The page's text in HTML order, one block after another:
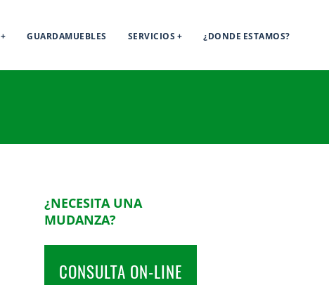
GUARDAMUEBLES SERVICIOS ¿DONDE ESTAMOS?
¿NECESITA UNA
MUDANZA?
CONSULTA ON-LINE